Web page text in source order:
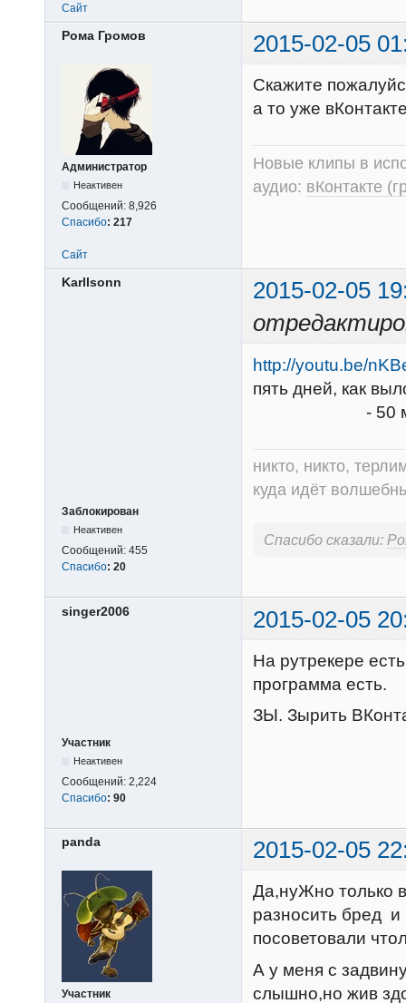
Сайт
Рома Громов 2015-02-05
Администратор
Неактивен
Сообщений: 8,926
Спасибо: 217
Скажите
а то уже
Новые клипы в
аудио: вКонтакте
Сайт
Karllsonn
2015-02-05
Заблокирован
Неактивен
Сообщений: 455
Спасибо: 20
http://youtu.be/
пять дней, как
- 50 минут
никто, никто,
куда идёт
Спасибо сказали:
singer2006 2015-02-05
Участник
Неактивен
Сообщений: 2,224
Спасибо: 90
На рутрекере
программа есть.
ЗЫ. Зырить
panda 2015-02-05
Участник
Да,нуЖно только
разносить бред
посоветовали
А у меня с
слышно,но жив